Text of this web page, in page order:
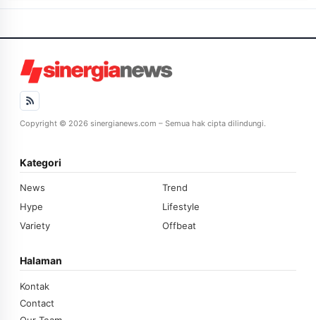
Copyright © 2026 sinergianews.com – Semua hak cipta dilindungi.
Kategori
News
Trend
Hype
Lifestyle
Variety
Offbeat
Halaman
Kontak
Contact